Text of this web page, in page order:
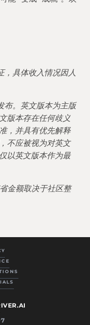
，具体收入情况因人
布。英文版本为主版
版本存在任何歧义
，并具有优先解释
不应被视为对英文
以英文版本作为最
金额取决于社区整